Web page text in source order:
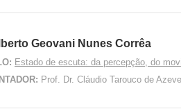
Geovani Nunes Corrêa
Estado de escuta: da percepção, do
Prof. Dr. Cláudio Tarouco de